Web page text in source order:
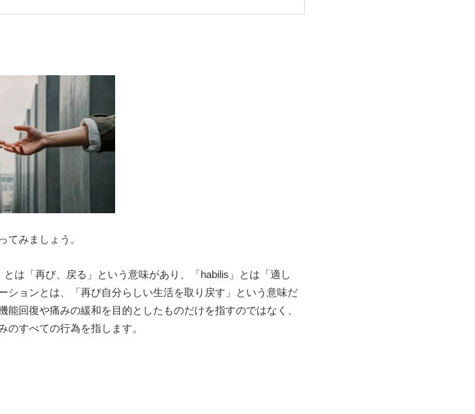
てみましょう。
は「再び、戻る」という意味があり、「habilis」とは「適し
ョンとは、「再び自分らしい生活を取り戻す」という意味だ
回復や痛みの緩和を目的としたものだけを指すのではなく、
のすべての行為を指します。